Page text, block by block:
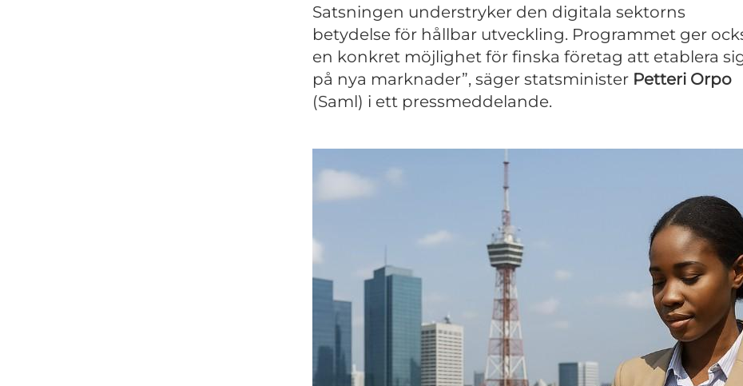
Satsningen understryker den digitala sektorns
betydelse för hållbar utveckling. Programmet ger
en konkret möjlighet för finska företag att etablera
på nya marknader”, säger statsminister Petteri Orpo
(Saml) i ett pressmeddelande.